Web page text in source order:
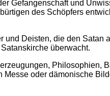
Gefangenschaft und
des Schöpfers
und Deisten, die den Satan
überwacht.
Philosophien,
oder dämonische